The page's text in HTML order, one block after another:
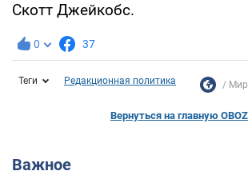
Скотт Джейкобс.
0 37
Теги Редакционная политика
Вернуться на главную OBOZ
Важное